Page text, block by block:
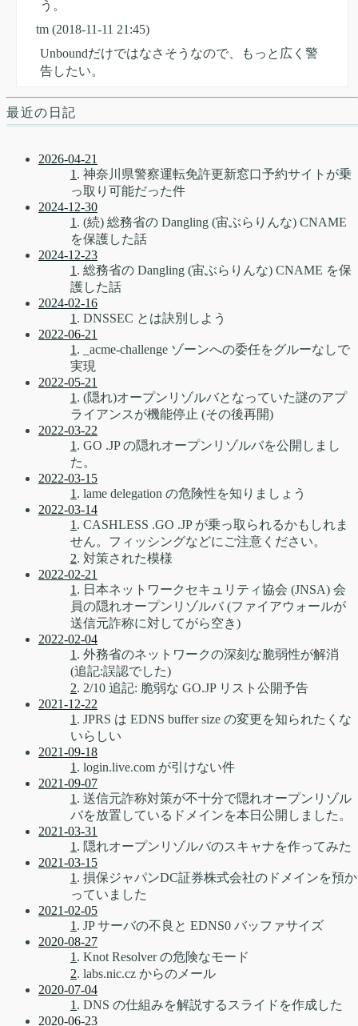
う。
tm (2018-11-11 21:45)
Unboundだけではなさそうなので、もっと広く警
告したい。
最近の日記
2026-04-21
1 . 神奈川県警察運転免許更新窓口予約サイトが乗
っ取り可能だった件
2024-12-30
1 . (続) 総務省の Dangling (宙ぶらりんな) CNAME
を保護した話
2024-12-23
1 . 総務省の Dangling (宙ぶらりんな) CNAME を保
護した話
2024-02-16
1 . DNSSEC とは訣別しよう
2022-06-21
1 . _acme-challenge ゾーンへの委任をグルーなしで
実現
2022-05-21
1 . (隠れ)オープンリゾルバとなっていた謎のアプ
ライアンスが機能停止 (その後再開)
2022-03-22
1 . GO .JP の隠れオープンリゾルバを公開しまし
た。
2022-03-15
1 . lame delegation の危険性を知りましょう
2022-03-14
1 . CASHLESS .GO .JP が乗っ取られるかもしれま
せん。フィッシングなどにご注意ください。
2. 対策された模様
2022-02-21
1 . 日本ネットワークセキュリティ協会 (JNSA) 会
員の隠れオープンリゾルバ (ファイアウォールが
送信元詐称に対してがら空き)
2022-02-04
1 . 外務省のネットワークの深刻な脆弱性が解消
(追記:誤認でした)
2. 2/10 追記: 脆弱な GO.JP リスト公開予告
2021-12-22
1 . JPRS は EDNS buffer size の変更を知られたくな
いらしい
2021-09-18
1 . login.live.com が引けない件
2021-09-07
1 . 送信元詐称対策が不十分で隠れオープンリゾル
バを放置しているドメインを本日公開しました。
2021-03-31
1 . 隠れオープンリゾルバのスキャナを作ってみた
2021-03-15
1 . 損保ジャパンDC証券株式会社のドメインを預か
っていました
2021-02-05
1 . JP サーバの不良と EDNS0 バッファサイズ
2020-08-27
1 . Knot Resolver の危険なモード
2. labs.nic.cz からのメール
2020-07-04
1 . DNS の仕組みを解説するスライドを作成した
2020-06-23